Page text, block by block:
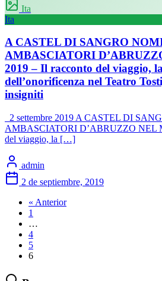
Ita
Ita
A CASTEL DI SANGRO
AMBASCIATORI
2019 – Il racconto del viaggio,
dell’onorificenza nel Teatro
insigniti
2 settembre 2019 A CASTEL DI
AMBASCIATORI D’ABRUZZO NEL
del viaggio, la […]
admin
2 de septiembre, 2019
« Anterior
1
…
4
5
6